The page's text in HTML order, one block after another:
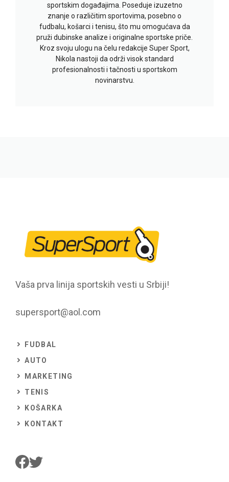
sportskim događajima. Poseduje izuzetno
znanje o različitim sportovima, posebno o
fudbalu, košarci i tenisu, što mu omogućava da
pruži dubinske analize i originalne sportske priče.
Kroz svoju ulogu na čelu redakcije Super Sport,
Nikola nastoji da održi visok standard
profesionalnosti i tačnosti u sportskom
novinarstvu.
Vaša prva linija sportskih vesti u Srbiji!
supersport@aol.com
FUDBAL
AUTO
MARKETING
TENIS
KOŠARKA
KONTAKT